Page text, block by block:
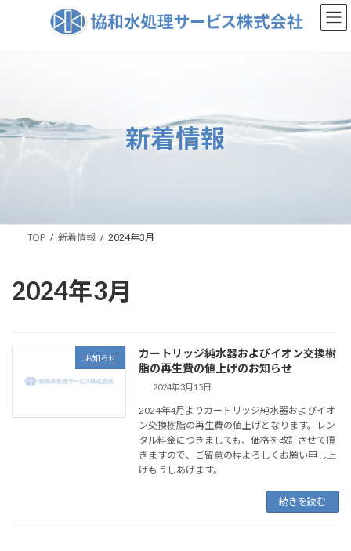
ス
キ
ン
に
新着情報
TOP 新着情報 2024年3月
2024年3月
お知らせ
カートリッジ純水器およびイオン交換樹
脂の再生費の値上げのお知らせ
2024年3月15日
2024年4月よりカートリッジ純水器およびイオ
ン交換樹脂の再生費の値上げとなります。レン
タル料金につきましても、価格を改訂させて頂
きますので、ご留意の程よろしくお願い申し上
げもうしあげます。
続きを読む